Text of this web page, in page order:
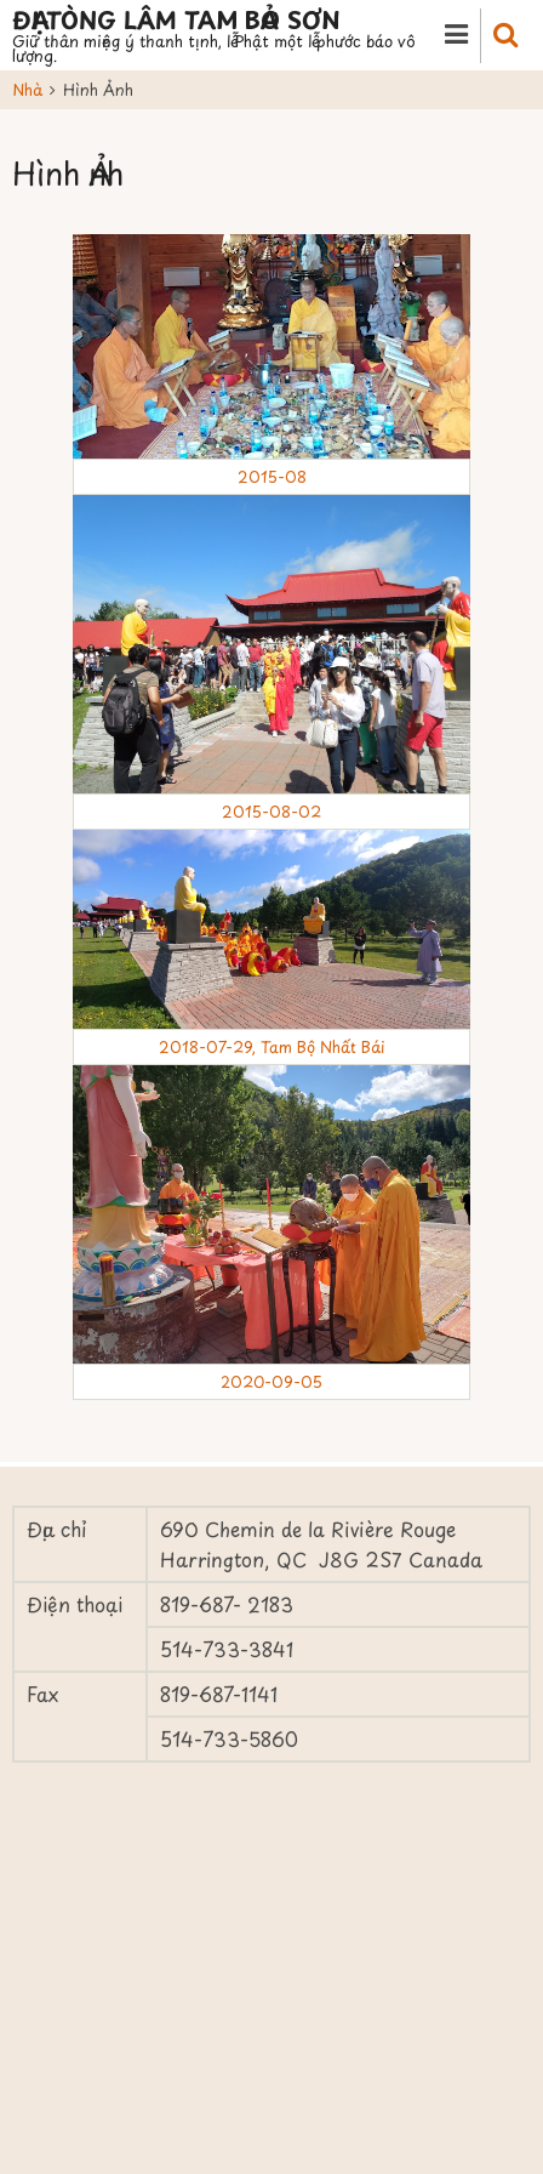
Nhảy
đến
nội
dung
ĐẠI TÒNG LÂM TAM BẢO SƠN
Giữ thân miệng ý thanh tịnh, lễ Phật một lễ phước báo vô
lượng.
Nhà
Hình Ảnh
Hình Ảnh
2015-08
2015-08-02
2018-07-29, Tam Bộ Nhất Bái
2020-09-05
Địa chỉ
690 Chemin de la Rivière Rouge
Harrington, QC J8G 2S7 Canada
Điện thoại
819-687- 2183
514-733-3841
Fax
819-687-1141
514-733-5860